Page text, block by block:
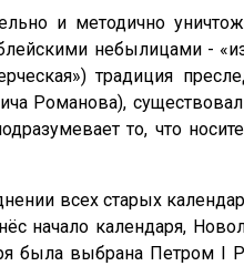
и методично
небылицами -
традиция
Романова),
то, что
всех старых
начало календаря,
была выбрана Петром